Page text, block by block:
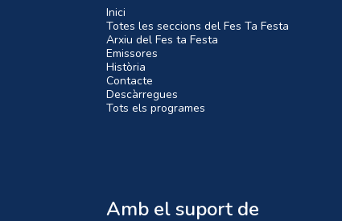
Inici
Totes les seccions del Fes Ta Festa
Arxiu del Fes ta Festa
Emissores
Història
Contacte
Descàrregues
Tots els programes
Amb el suport de